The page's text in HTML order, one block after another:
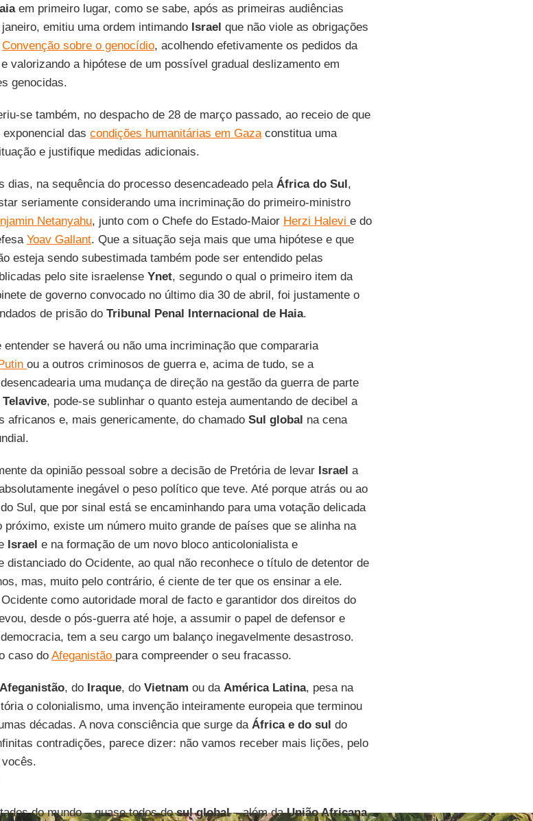
em primeiro lugar, como se sabe, após as primeiras audiências
emitiu uma ordem intimando Israel que não viole as obrigações
Convenção sobre o genocídio, acolhendo efetivamente os pedidos da
e valorizando a hipótese de um possível gradual deslizamento em
genocidas.
se também, no despacho de 28 de março passado, ao receio de que
das condições humanitárias em Gazaconstitua uma
e justifique medidas adicionais.
dias, na sequência do processo desencadeado pelaÁfrica do Sul,
seriamente considerando uma incriminação do primeiro-ministro
Netanyahu, junto com o Chefe do Estado-Maior Herzi Halevi e do
Yoav Gallant. Que a situação seja mais que uma hipótese e que
esteja sendo subestimada também pode ser entendido pelas
pelo site israelense Ynet, segundo o qual o primeiro item da
de governo convocado no último dia 30 de abril, foi justamente o
de prisão do Tribunal Penal Internacional de Haia.
entender se haverá ou não uma incriminação que compararia
ou a outros criminosos de guerra e, acima de tudo, se a
uma mudança de direção na gestão da guerra de parte
Telavive, pode-se sublinhar o quanto esteja aumentando de decibel a
africanos e, mais genericamente, do chamado Sul global na cena
da opinião pessoal sobre a decisão de Pretória de levar Israel a
inegável o peso político que teve. Até porque atrás ou ao
Sul, que por sinal está se encaminhando para uma votação delicada
próximo, existe um número muito grande de países que se alinha na
Israel e na formação de um novo bloco anticolonialista e
distanciado do Ocidente, ao qual não reconhece o título de detentor de
mas, muito pelo contrário, é ciente de ter que os ensinar a ele.
como autoridade moral de facto e garantidor dos direitos do
desde o pós-guerra até hoje, a assumir o papel de defensor e
tem a seu cargo um balanço inegavelmente desastroso.
caso do Afeganistão para compreender o seu fracasso.
Afeganistão, do Iraque, do Vietnam ou da América Latina, pesa na
o colonialismo, uma invenção inteiramente europeia que terminou
décadas. A nova consciência que surge daÁfrica e do sul do
contradições, parece dizer: não vamos receber mais lições, pelo
do mundo – quase todos dosul global– além daUnião Africana,